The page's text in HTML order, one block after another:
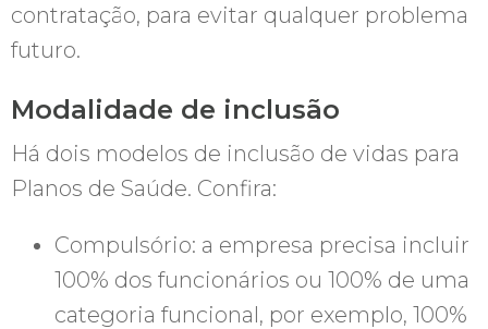
contratação, para evitar qualquer problema
futuro.
Modalidade de inclusão
Há dois modelos de inclusão de vidas para
Planos de Saúde. Confira:
Compulsório: a empresa precisa incluir
100% dos funcionários ou 100% de uma
categoria funcional, por exemplo, 100%